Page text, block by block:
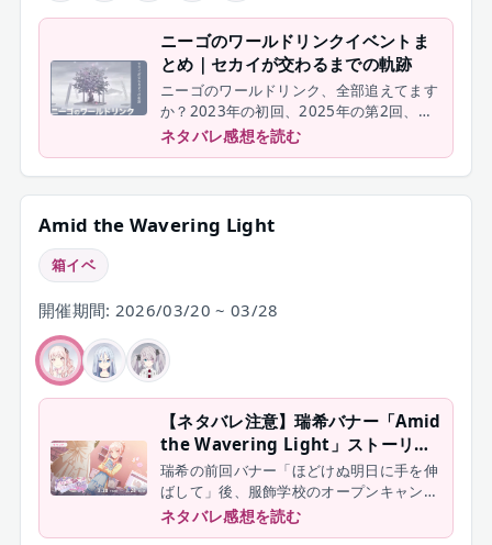
ニーゴのワールドリンクイベントま
とめ｜セカイが交わるまでの軌跡
ニーゴのワールドリンク、全部追えてます
か？2023年の初回、2025年の第2回、
2026年の第3回Part1・Part3・Part4・
Part5まで、ニーゴ関連チャプターをまと
めて振り返ります。
ネタバレ感想を読む
Amid the Wavering Light
箱イベ
開催期間: 2026/03/20 ~ 03/28
【ネタバレ注意】瑞希バナー「Amid
the Wavering Light」ストーリー
振り返り
瑞希の前回バナー「ほどけぬ明日に手を伸
ばして」後、服飾学校のオープンキャンパ
スで服作りとニーゴの両立に向き合う回を
振り返ります。
ネタバレ感想を読む